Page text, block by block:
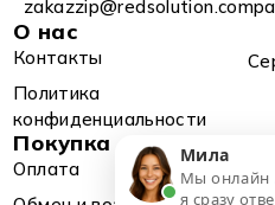
О нас
Контакты
Политика
конфиденциальности
Покупка
Оплата
Доставка
Мила
Мы онлайн
я сразу